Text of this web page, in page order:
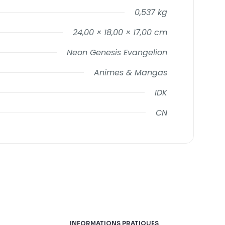
0,537 kg
24,00 × 18,00 × 17,00 cm
Neon Genesis Evangelion
Animes & Mangas
IDK
CN
INFORMATIONS PRATIQUES